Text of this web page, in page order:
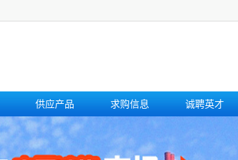
供应产品 求购信息 诚聘英才